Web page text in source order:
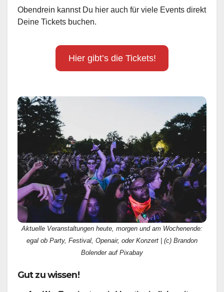
Obendrein kannst Du hier auch für viele Events direkt
Deine Tickets buchen.
Hier gibt’s die Tickets!
Aktuelle Veranstaltungen heute, morgen und am Wochenende:
egal ob Party, Festival, Openair, oder Konzert | (c) Brandon
Bolender auf Pixabay
Gut zu wissen!